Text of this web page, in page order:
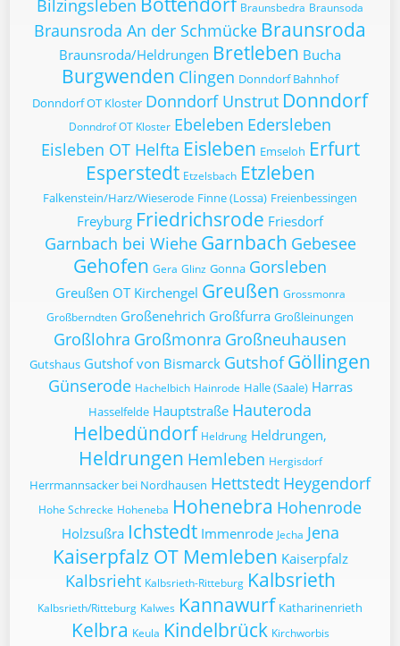
Bilzingsleben
Braunsbedra Braunsoda
Braunsroda An der Schmücke Braunsroda
Braunsroda/Heldrungen Bretleben Bucha
Burgwenden Clingen Donndorf Bahnhof
Donndorf OT Kloster Donndorf Unstrut Donndorf
Donndrof OT Kloster Ebeleben Edersleben
Eisleben OT Helfta Eisleben Emseloh Erfurt
Esperstedt Etzelsbach Etzleben
Falkenstein/Harz/Wieserode Finne (Lossa) Freienbessingen
Freyburg Friedrichsrode Friesdorf
Garnbach bei Wiehe Garnbach Gebesee
Gehofen Gera Glinz Gonna Gorsleben
Greußen OT Kirchengel Greußen Grossmonra
Großberndten Großenehrich Großfurra Großleinungen
Großlohra Großmonra Großneuhausen
Gutshaus Gutshof von Bismarck Gutshof Göllingen
Günserode Hachelbich Hainrode Halle (Saale) Harras
Hasselfelde Hauptstraße Hauteroda
Helbedündorf Heldrung Heldrungen,
Heldrungen Hemleben Hergisdorf
Herrmannsacker bei Nordhausen Hettstedt Heygendorf
Hohe Schrecke Hoheneba Hohenebra Hohenrode
Holzsußra Ichstedt Immenrode Jecha Jena
Kaiserpfalz OT Memleben Kaiserpfalz
Kalbsrieht Kalbsrieth-Ritteburg Kalbsrieth
Kalbsrieth/Ritteburg Kalwes Kannawurf Katharinenrieth
Kelbra Keula Kindelbrück Kirchworbis